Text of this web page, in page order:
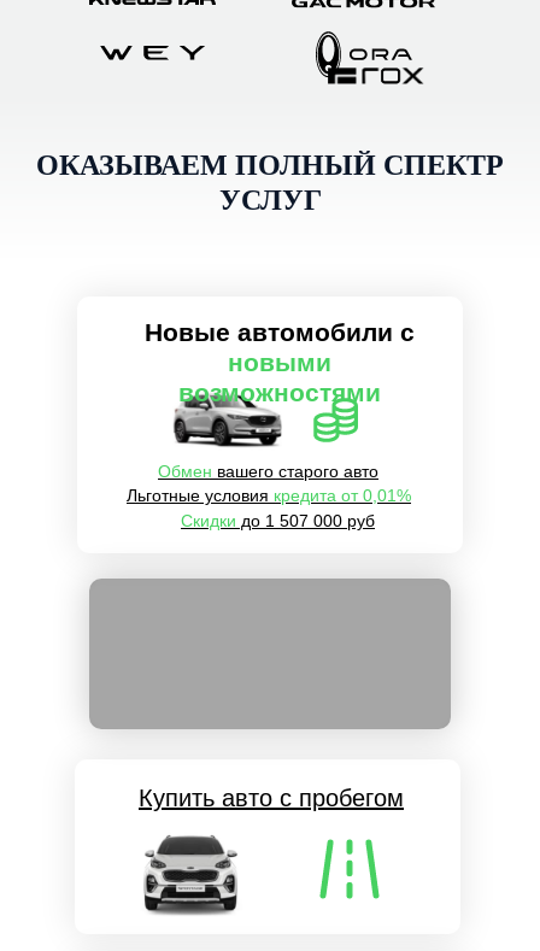
ОКАЗЫВАЕМ ПОЛНЫЙ СПЕКТР
УСЛУГ
Купить авто с пробегом
Новые автомобили с
новыми
возможностями
Обмен вашего старого авто
Льготные условия кредита от 0,01%
Скидки до 1 507 000 руб